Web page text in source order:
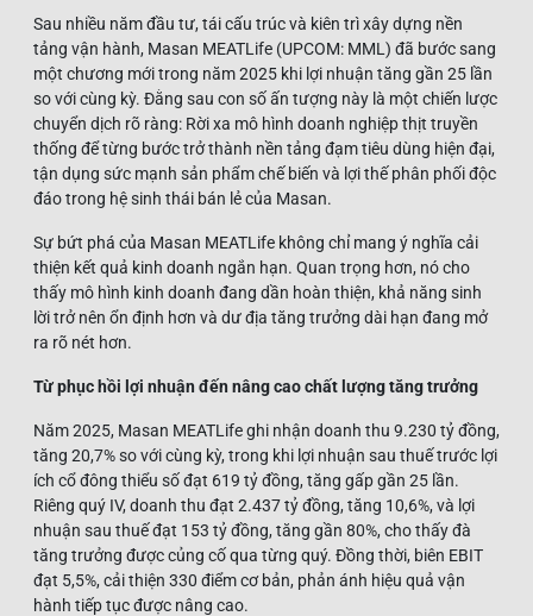
Sau nhiều năm đầu tư, tái cấu trúc và kiên trì xây dựng nền
tảng vận hành, Masan MEATLife (UPCOM: MML) đã bước sang
một chương mới trong năm 2025 khi lợi nhuận tăng gần 25 lần
so với cùng kỳ. Đằng sau con số ấn tượng này là một chiến lược
chuyển dịch rõ ràng: Rời xa mô hình doanh nghiệp thịt truyền
thống để từng bước trở thành nền tảng đạm tiêu dùng hiện đại,
tận dụng sức mạnh sản phẩm chế biến và lợi thế phân phối độc
đáo trong hệ sinh thái bán lẻ của Masan.
Sự bứt phá của Masan MEATLife không chỉ mang ý nghĩa cải
thiện kết quả kinh doanh ngắn hạn. Quan trọng hơn, nó cho
thấy mô hình kinh doanh đang dần hoàn thiện, khả năng sinh
lời trở nên ổn định hơn và dư địa tăng trưởng dài hạn đang mở
ra rõ nét hơn.
Từ phục hồi lợi nhuận đến nâng cao chất lượng tăng trưởng
Năm 2025, Masan MEATLife ghi nhận doanh thu 9.230 tỷ đồng,
tăng 20,7% so với cùng kỳ, trong khi lợi nhuận sau thuế trước lợi
ích cổ đông thiểu số đạt 619 tỷ đồng, tăng gấp gần 25 lần.
Riêng quý IV, doanh thu đạt 2.437 tỷ đồng, tăng 10,6%, và lợi
nhuận sau thuế đạt 153 tỷ đồng, tăng gần 80%, cho thấy đà
tăng trưởng được củng cố qua từng quý. Đồng thời, biên EBIT
đạt 5,5%, cải thiện 330 điểm cơ bản, phản ánh hiệu quả vận
hành tiếp tục được nâng cao.